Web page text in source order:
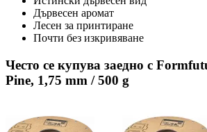
Дървесен аромат
Лесен за принтиране
Почти без изкривяване
Често се купува заедно с
Pine, 1,75 mm / 500 g